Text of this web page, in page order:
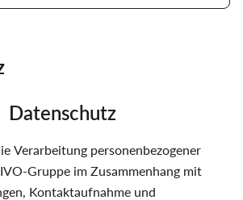
Datenschutz
Verarbeitung personenbezogener
Gruppe im Zusammenhang mit
Kontaktaufnahme und